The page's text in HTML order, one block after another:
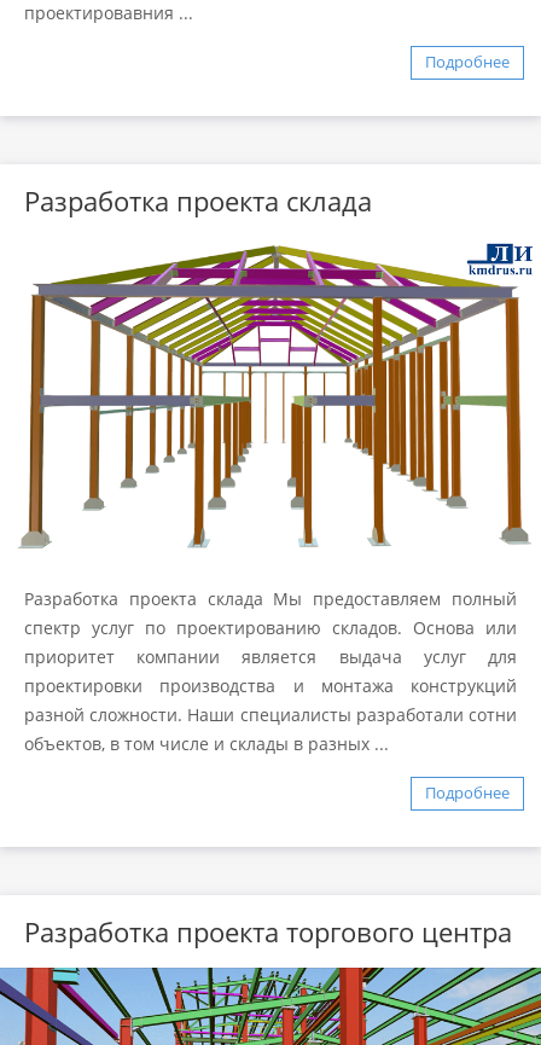
проектировавния ...
Подробнее
Разработка проекта склада
Разработка проекта склада Мы предоставляем полный
спектр услуг по проектированию складов. Основа или
приоритет компании является выдача услуг для
проектировки производства и монтажа конструкций
разной сложности. Наши специалисты разработали сотни
объектов, в том числе и склады в разных ...
Подробнее
Разработка проекта торгового центра